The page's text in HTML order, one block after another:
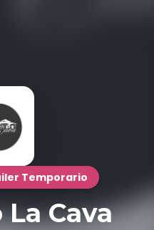
Temporario
Cava